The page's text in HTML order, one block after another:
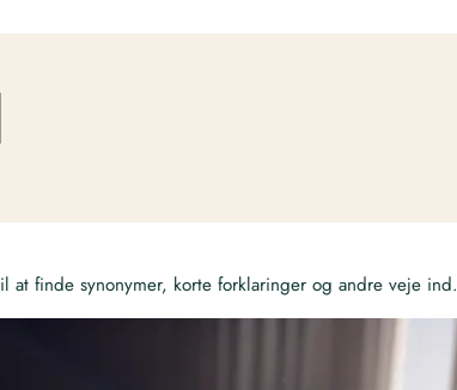
finde synonymer, korte forklaringer og andre veje ind.